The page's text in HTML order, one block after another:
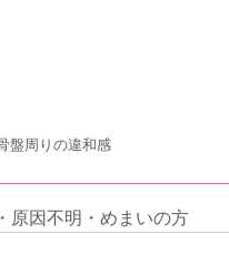
盤周りの違和感
原因不明・めまいの方